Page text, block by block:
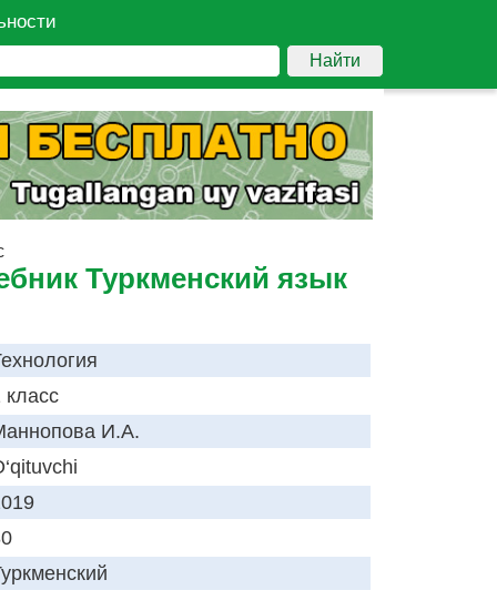
Найти
Туркменский язык
класс
И.А.